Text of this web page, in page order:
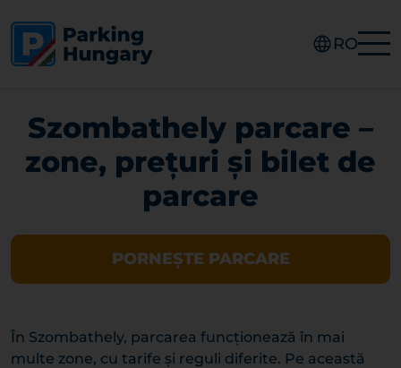
RO
Szombathely parcare –
zone, prețuri și bilet de
parcare
PORNEȘTE PARCARE
În Szombathely, parcarea funcționează în mai
multe zone, cu tarife și reguli diferite. Pe această